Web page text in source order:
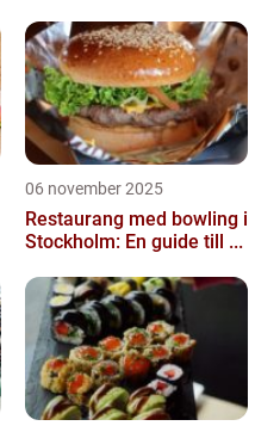
06 november 2025
Restaurang med bowling i
Stockholm: En guide till ...